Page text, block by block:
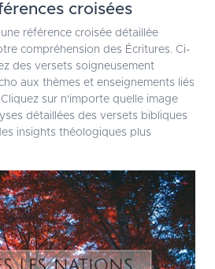
croisées
référence croisée détaillée
compréhension des Écritures. Ci-
des versets soigneusement
aux thèmes et enseignements liés
sur n'importe quelle image
détaillées des versets bibliques
insights théologiques plus